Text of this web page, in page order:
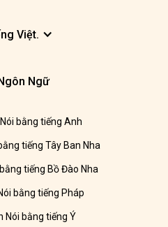
Việt.
Ngữ
bằng tiếng Anh
tiếng Tây Ban Nha
tiếng Bồ Đào Nha
bằng tiếng Pháp
Nói bằng tiếng Ý